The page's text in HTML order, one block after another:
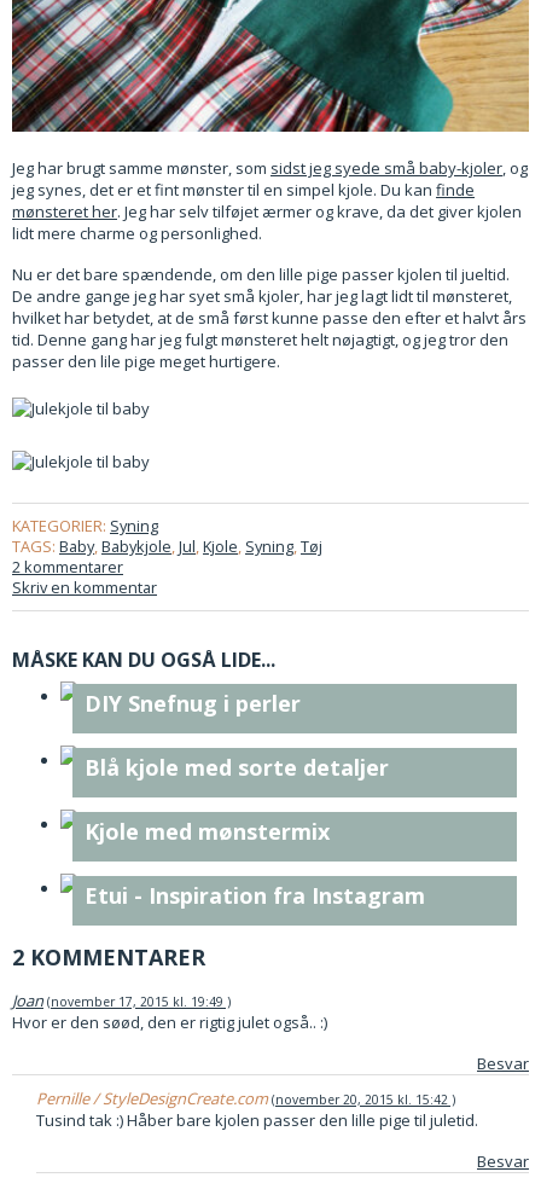
Jeg har brugt samme mønster, som sidst jeg syede små baby-kjoler, og
jeg synes, det er et fint mønster til en simpel kjole. Du kan finde
mønsteret her. Jeg har selv tilføjet ærmer og krave, da det giver kjolen
lidt mere charme og personlighed.
Nu er det bare spændende, om den lille pige passer kjolen til jueltid.
De andre gange jeg har syet små kjoler, har jeg lagt lidt til mønsteret,
hvilket har betydet, at de små først kunne passe den efter et halvt års
tid. Denne gang har jeg fulgt mønsteret helt nøjagtigt, og jeg tror den
passer den lile pige meget hurtigere.
KATEGORIER: Syning
TAGS: Baby,Babykjole,Jul,Kjole, Syning,Tøj
2 kommentarer
Skriv en kommentar
MÅSKE KAN DU OGSÅ LIDE...
DIY Snefnug i perler
Blå kjole med sorte detaljer
Kjole med mønstermix
Etui - Inspiration fra Instagram
2 KOMMENTARER
Joan november 17, 2015 kl. 19:49
Hvor er den søød, den er rigtig julet også.. :)
Besvar
Pernille / StyleDesignCreate.com november 20, 2015 kl. 15:42
Tusind tak :) Håber bare kjolen passer den lille pige til juletid.
Besvar